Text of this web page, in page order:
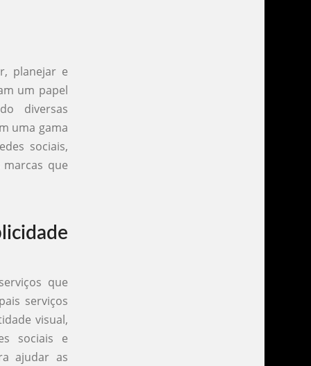
planejar e
um papel
diversas
uma gama
sociais,
que
que
serviços
visual,
sociais e
ajudar as